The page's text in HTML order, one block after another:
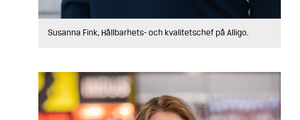
Susanna Fink, Hållbarhets- och kvalitetschef på Alligo.